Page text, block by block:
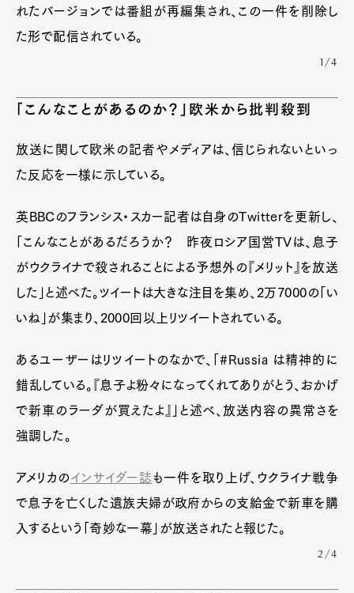
れたバージョンでは番組が再編集され、この一件を削除し
た形で配信されている。
1/4
「こんなことがあるのか？」欧米から批判殺到
放送に関して欧米の記者やメディアは、信じられないといっ
た反応を一様に示している。
英BBCのフランシス・スカー記者は自身のTwitterを更新し、
「こんなことがあるだろうか？ 昨夜ロシア国営TVは、息子
がウクライナで殺されることによる予想外の『メリット』を放送
した」と述べた。ツイートは大きな注目を集め、2万7000の「い
いね」が集まり、2000回以上リツイートされている。
あるユーザーはリツイートのなかで、「#Russia は精神的に
錯乱している。『息子よ粉々になってくれてありがとう、おかげ
で新車のラーダが買えたよ』」と述べ、放送内容の異常さを
強調した。
アメリカのインサイダー誌も一件を取り上げ、ウクライナ戦争
で息子を亡くした遺族夫婦が政府からの支給金で新車を購
入するという「奇妙な一幕」が放送されたと報じた。
2/4